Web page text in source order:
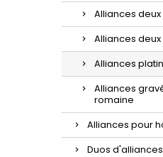
Alliances
Alliances deux
Alliances
Alliances
romaine
Alliances pour
Duos d'alliances